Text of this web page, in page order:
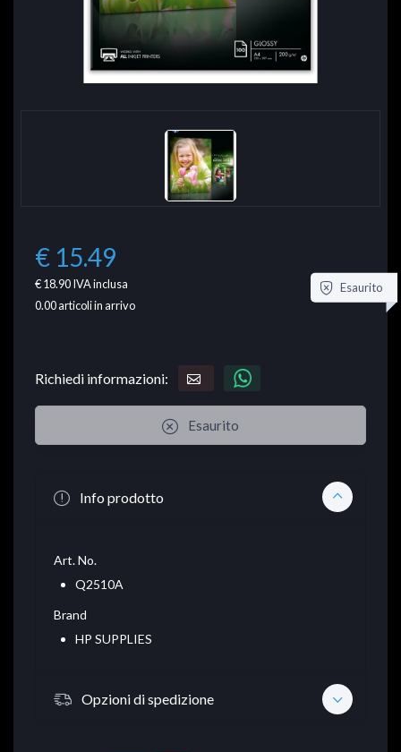
€ 15.49
€ 18.90IVA inclusa
0.00articoli in arrivo
Esaurito
Richiedi informazioni:
Esaurito
Info prodotto
Art. No.
Q2510A
Brand
HP SUPPLIES
Opzioni di spedizione